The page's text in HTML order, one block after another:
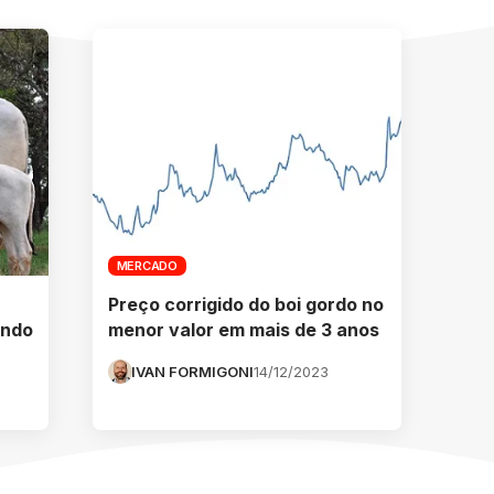
MERCADO
Preço corrigido do boi gordo no
menor valor em mais de 3 anos
IVAN FORMIGONI14/12/2023